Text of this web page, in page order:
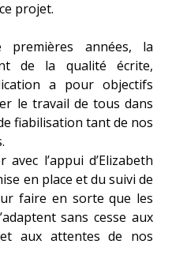
ce projet.
premières années, la
de la qualité écrite,
a pour objectifs
le travail de tous dans
fiabilisation tant de nos
l’appui d’Elizabeth
en place et du suivi de
faire en sorte que les
sans cesse aux
aux attentes de nos